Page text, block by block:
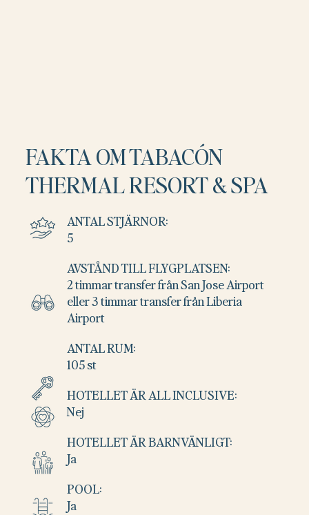
POOL:
Ja
HOTELLET ÄR BARNVÄNLIGT:
Ja
HOTELLET ÄR ALL INCLUSIVE:
Nej
ANTAL RUM:
105 st
AVSTÅND TILL FLYGPLATSEN:
2 timmar transfer från San Jose Airport
eller 3 timmar transfer från Liberia
Airport
ANTAL STJÄRNOR:
5
FAKTA OM TABACÓN
THERMAL RESORT & SPA